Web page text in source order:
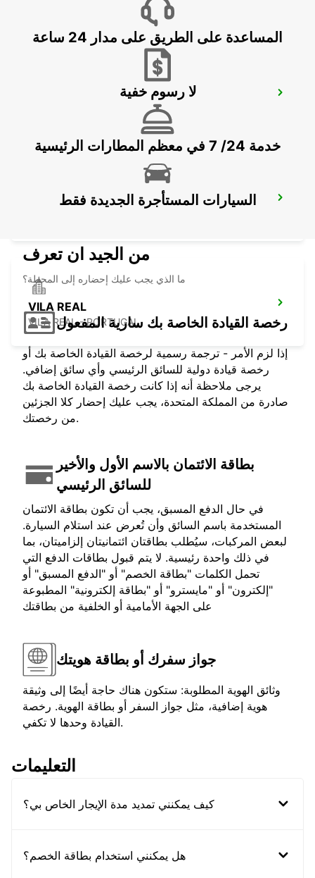
VILA NOVA DE GAIA
VILA REAL
VILA REAL - PORTUGAL
المساعدة على الطريق على مدار 24 ساعة
لا رسوم خفية
خدمة 24/ 7 في معظم المطارات الرئيسية
السيارات المستأجرة الجديدة فقط
من الجيد ان تعرف
ما الذي يجب عليك إحضاره إلى المحطة؟
رخصة القيادة الخاصة بك سارية المفعول
إذا لزم الأمر - ترجمة رسمية لرخصة القيادة الخاصة بك أو
رخصة قيادة دولية للسائق الرئيسي وأي سائق إضافي.
يرجى ملاحظة أنه إذا كانت رخصة القيادة الخاصة بك
صادرة من المملكة المتحدة، يجب عليك إحضار كلا الجزئين
من رخصتك.
بطاقة الائتمان بالاسم الأول والأخير
للسائق الرئيسي
في حال الدفع المسبق، يجب أن تكون بطاقة الائتمان
المستخدمة باسم السائق وأن تُعرض عند استلام السيارة.
لبعض المركبات، سيُطلب بطاقتان ائتمانيتان إلزاميتان، بما
في ذلك واحدة رئيسية. لا يتم قبول بطاقات الدفع التي
تحمل الكلمات "بطاقة الخصم" أو "الدفع المسبق" أو
"إلكترون" أو "مايسترو" أو "بطاقة إلكترونية" المطبوعة
على الجهة الأمامية أو الخلفية من بطاقتك
جواز سفرك أو بطاقة هويتك
وثائق الهوية المطلوبة: ستكون هناك حاجة أيضًا إلى وثيقة
هوية إضافية، مثل جواز السفر أو بطاقة الهوية. رخصة
القيادة وحدها لا تكفي.
التعليمات
كيف يمكنني تمديد مدة الإيجار الخاص بي؟
هل يمكنني استخدام بطاقة الخصم؟